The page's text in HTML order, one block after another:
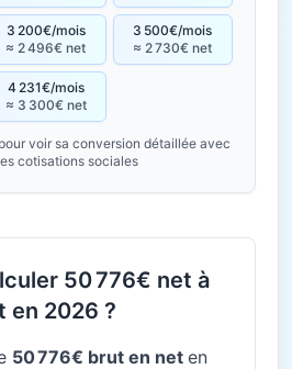
3 200€/mois
≈ 2 496€ net
3 500€/mois
≈ 2 730€ net
4 231€/mois
≈ 3 300€ net
voir sa conversion détaillée avec
cotisations sociales
50 776€ net à
en 2026 ?
50 776€ brut en net en